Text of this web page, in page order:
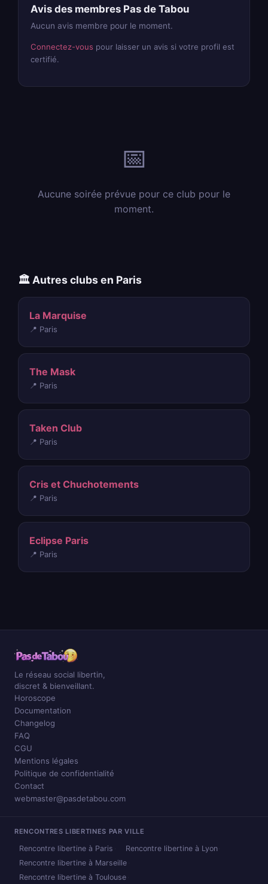
Avis des membres Pas de Tabou
Aucun avis membre pour le moment.
Connectez-vous pour laisser un avis si votre profil est
certifié.
📅
Aucune soirée prévue pour ce club pour le
moment.
🏛️ Autres clubs en Paris
La Marquise
📍 Paris
The Mask
📍 Paris
Taken Club
📍 Paris
Cris et Chuchotements
📍 Paris
Eclipse Paris
📍 Paris
Le réseau social libertin,
discret & bienveillant.
Horoscope
Documentation
Changelog
FAQ
CGU
Mentions légales
Politique de confidentialité
Contact
webmaster@pasdetabou.com
RENCONTRES LIBERTINES PAR VILLE
Rencontre libertine à Paris
Rencontre libertine à Lyon
Rencontre libertine à Marseille
Rencontre libertine à Toulouse